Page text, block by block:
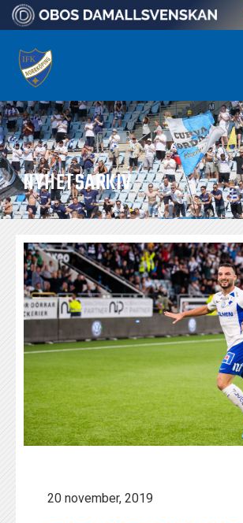
NYHETSARKIV
20 november, 2019